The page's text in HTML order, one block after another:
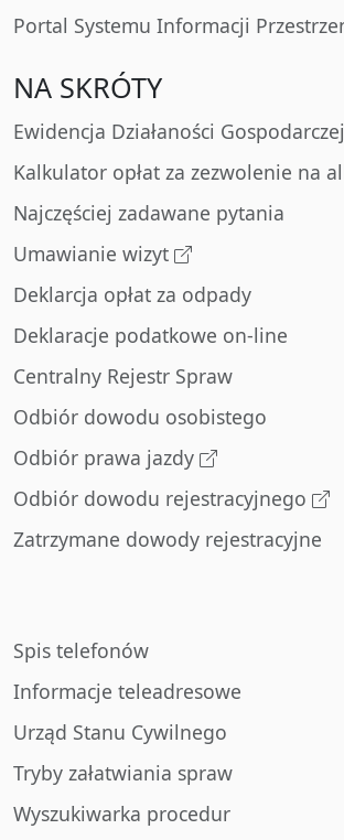
Portal Systemu Informacji
NA SKRÓTY
Ewidencja Działaności Gospodarczej
Kalkulator opłat za zezwolenie na
Najczęściej zadawane pytania
Umawianie wizyt
Deklarcja opłat za odpady
Deklaracje podatkowe on-line
Centralny Rejestr Spraw
Odbiór dowodu osobistego
Odbiór prawa jazdy
Odbiór dowodu rejestracyjnego
Zatrzymane dowody rejestracyjne
Spis telefonów
Informacje teleadresowe
Urząd Stanu Cywilnego
Tryby załatwiania spraw
Wyszukiwarka procedur